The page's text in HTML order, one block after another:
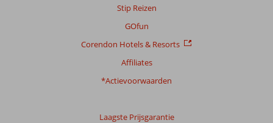
Stip Reizen
GOfun
Corendon Hotels & Resorts
Affiliates
*Actievoorwaarden
Laagste Prijsgarantie